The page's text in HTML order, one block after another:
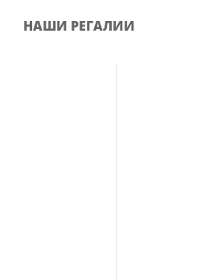
НАШИ РЕГАЛИИ